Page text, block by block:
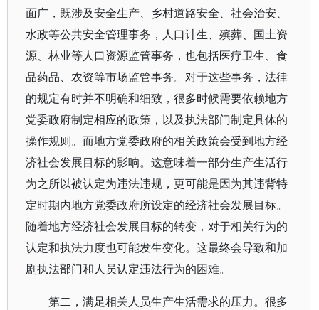
面广，既涉及安全生产、乡村道路安全、社会治安、
水政等公共安全管理事务，人口计生、殡葬、国土资
源、林业等人口资源监管事务，也包括医疗卫生、食
品药品、农资等市场监管事务。对于这些事务，法律
的规定有时并不明确和细致，很多时候需要依赖地方
党委政府制定相应的政策，以及执法部门制定具体的
操作规则。而地方党委政府的相关政策会受到地方经
济社会发展目标的影响。这意味着一部分生产生活行
为之所以被认定为违法违规，更可能是因为其违背特
定时期内地方党委政府所设定的经济社会发展目标。
随着地方经济社会发展目标的转变，对于相关行为的
认定和执法力度也可能发生变化。这最终会导致和加
剧执法部门和人员认定违法行为的困难。
第二，满足相关人员生产生活需求的压力。很多